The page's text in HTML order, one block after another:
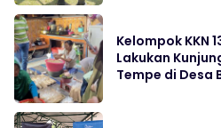
Kelompok KKN
Lakukan
Tempe di Desa